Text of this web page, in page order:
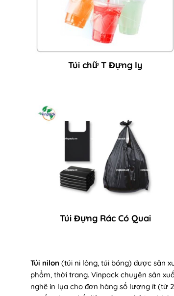
Túi chữ T Đựng ly
Túi Đựng Rác Có Quai
Túi nilon (túi ni lông, túi bóng) được sản
phẩm, thời trang. Vinpack chuyên sản
nghệ in lụa cho đơn hàng số lượng ít (từ